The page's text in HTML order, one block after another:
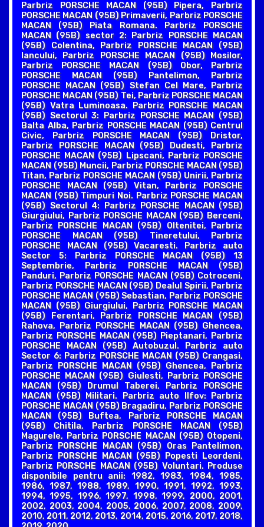
Parbriz PORSCHE MACAN (95B) Pipera, Parbriz
PORSCHE MACAN (95B) Primaverii, Parbriz PORSCHE
MACAN (95B) Piata Romana. Parbriz PORSCHE
MACAN (95B) sector 2: Parbriz PORSCHE MACAN
(95B) Colentina, Parbriz PORSCHE MACAN (95B)
Iancului, Parbriz PORSCHE MACAN (95B) Mosilor,
Parbriz PORSCHE MACAN (95B) Obor, Parbriz
PORSCHE MACAN (95B) Pantelimon, Parbriz
PORSCHE MACAN (95B) Stefan Cel Mare, Parbriz
PORSCHE MACAN (95B) Tei, Parbriz PORSCHE MACAN
(95B) Vatra Luminoasa. Parbriz PORSCHE MACAN
(95B) Sectorul 3: Parbriz PORSCHE MACAN (95B)
Balta Alba, Parbriz PORSCHE MACAN (95B) Centrul
Civic, Parbriz PORSCHE MACAN (95B) Dristor,
Parbriz PORSCHE MACAN (95B) Dudesti, Parbriz
PORSCHE MACAN (95B) Lipscani, Parbriz PORSCHE
MACAN (95B) Muncii, Parbriz PORSCHE MACAN (95B)
Titan, Parbriz PORSCHE MACAN (95B) Unirii, Parbriz
PORSCHE MACAN (95B) Vitan, Parbriz PORSCHE
MACAN (95B) Timpuri Noi. Parbriz PORSCHE MACAN
(95B) Sectorul 4: Parbriz PORSCHE MACAN (95B)
Giurgiului, Parbriz PORSCHE MACAN (95B) Berceni,
Parbriz PORSCHE MACAN (95B) Oltenitei, Parbriz
PORSCHE MACAN (95B) Tineretului, Parbriz
PORSCHE MACAN (95B) Vacaresti. Parbriz auto
Sector 5: Parbriz PORSCHE MACAN (95B) 13
Septembrie, Parbriz PORSCHE MACAN (95B)
Panduri, Parbriz PORSCHE MACAN (95B) Cotroceni,
Parbriz PORSCHE MACAN (95B) Dealul Spirii, Parbriz
PORSCHE MACAN (95B) Sebastian, Parbriz PORSCHE
MACAN (95B) Giurgiului, Parbriz PORSCHE MACAN
(95B) Ferentari, Parbriz PORSCHE MACAN (95B)
Rahova, Parbriz PORSCHE MACAN (95B) Ghencea,
Parbriz PORSCHE MACAN (95B) Pieptanari, Parbriz
PORSCHE MACAN (95B) Autobuzul. Parbriz auto
Sector 6: Parbriz PORSCHE MACAN (95B) Crangasi,
Parbriz PORSCHE MACAN (95B) Ghencea, Parbriz
PORSCHE MACAN (95B) Giulesti, Parbriz PORSCHE
MACAN (95B) Drumul Taberei, Parbriz PORSCHE
MACAN (95B) Militari. Parbriz auto Ilfov: Parbriz
PORSCHE MACAN (95B) Bragadiru, Parbriz PORSCHE
MACAN (95B) Buftea, Parbriz PORSCHE MACAN
(95B) Chitila, Parbriz PORSCHE MACAN (95B)
Magurele, Parbriz PORSCHE MACAN (95B) Otopeni,
Parbriz PORSCHE MACAN (95B) Oras Pantelimon,
Parbriz PORSCHE MACAN (95B) Popesti Leordeni,
Parbriz PORSCHE MACAN (95B) Voluntari. Produse
disponibile pentru anii: 1982, 1983, 1984, 1985,
1986, 1987, 1988, 1989, 1990, 1991, 1992, 1993,
1994, 1995, 1996, 1997, 1998, 1999, 2000, 2001,
2002, 2003, 2004, 2005, 2006, 2007, 2008, 2009,
2010, 2011, 2012, 2013, 2014, 2015, 2016, 2017, 2018,